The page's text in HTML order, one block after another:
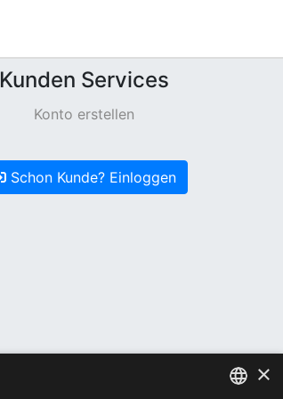
Kunden Services
Konto erstellen
Schon Kunde? Einloggen
×